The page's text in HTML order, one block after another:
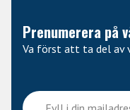
Prenumerera på
Va först att ta del av